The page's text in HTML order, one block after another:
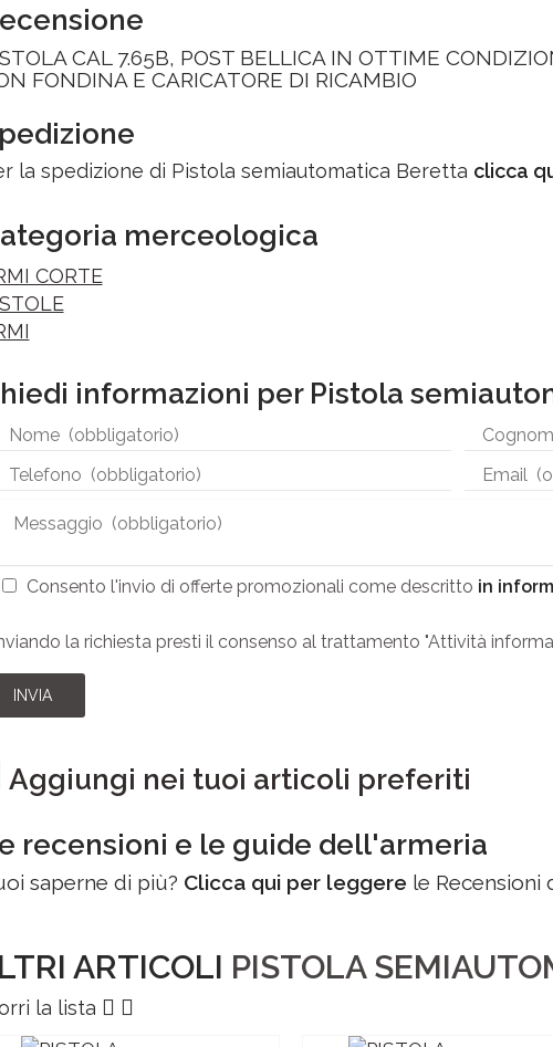
CAL 7.65B, POST BELLICA IN OTTIME
FONDINA E CARICATORE DI RICAMBIO
la spedizione di Pistola semiautomatica Beretta clicca
merceologica
CORTE
informazioni per Pistola
Consento l'invio di offerte promozionali come descritto in
la richiesta presti il consenso al trattamento "Attività
INVIA
Aggiungi nei tuoi articoli preferiti
recensioni e le guide dell'armeria
saperne di più? Clicca qui per leggere le
ARTICOLI PISTOLA
la lista